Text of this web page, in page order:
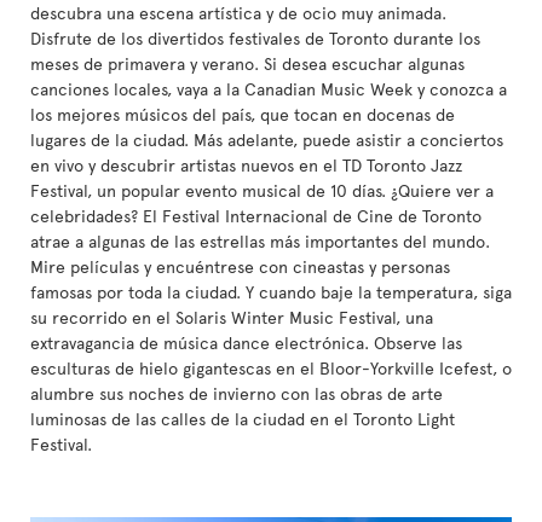
descubra una escena artística y de ocio muy animada.
Disfrute de los divertidos festivales de Toronto durante los
meses de primavera y verano. Si desea escuchar algunas
canciones locales, vaya a la Canadian Music Week y conozca a
los mejores músicos del país, que tocan en docenas de
lugares de la ciudad. Más adelante, puede asistir a conciertos
en vivo y descubrir artistas nuevos en el TD Toronto Jazz
Festival, un popular evento musical de 10 días. ¿Quiere ver a
celebridades? El Festival Internacional de Cine de Toronto
atrae a algunas de las estrellas más importantes del mundo.
Mire películas y encuéntrese con cineastas y personas
famosas por toda la ciudad. Y cuando baje la temperatura, siga
su recorrido en el Solaris Winter Music Festival, una
extravagancia de música dance electrónica. Observe las
esculturas de hielo gigantescas en el Bloor-Yorkville Icefest, o
alumbre sus noches de invierno con las obras de arte
luminosas de las calles de la ciudad en el Toronto Light
Festival.